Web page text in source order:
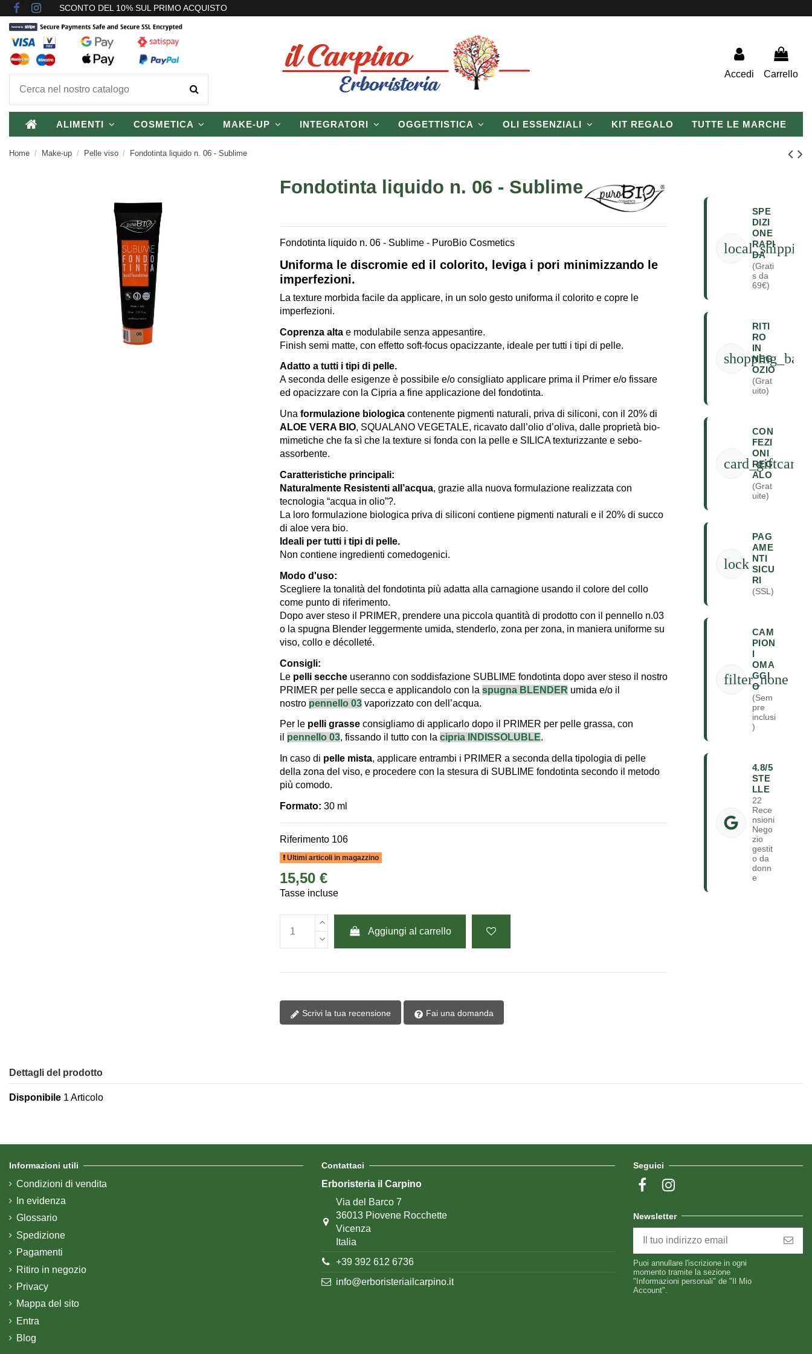
SCONTO DEL 10% SUL PRIMO ACQUISTO
Accedi Carrello
ALIMENTI COSMETICA MAKE-UP INTEGRATORI OGGETTISTICA OLI ESSENZIALI KIT REGALO TUTTE LE MARCHE
Home Make-up Pelle viso Fondotinta liquido n. 06 - Sublime
Fondotinta liquido n. 06 - Sublime
Fondotinta liquido n. 06 - Sublime - PuroBio Cosmetics
Uniforma le discromie ed il colorito, leviga i pori minimizzando le
imperfezioni.
La texture morbida facile da applicare, in un solo gesto uniforma il colorito e copre le
imperfezioni.
Coprenza altae modulabile senza appesantire.
Finish semi matte, con effetto soft-focus opacizzante, ideale per tutti i tipi di pelle.
Adatto a tutti i tipi di pelle.
A seconda delle esigenze è possibile e/o consigliato applicare prima il Primer e/o fissare
ed opacizzare con la Cipria a fine applicazione del fondotinta.
Una formulazione biologicacontenente pigmenti naturali, priva di siliconi, con il 20% di
ALOE VERA BIO, SQUALANO VEGETALE, ricavato dall’olio d’oliva, dalle proprietà bio-
mimetiche che fa sì che la texture si fonda con la pelle e SILICA texturizzante e sebo-
assorbente.
Caratteristiche principali:
Naturalmente Resistenti all’acqua, grazie alla nuova formulazione realizzata con
tecnologia “acqua in olio”?.
La loro formulazione biologica priva di siliconi contiene pigmenti naturali e il 20% di succo
di aloe vera bio.
Ideali per tutti i tipi di pelle.
Non contiene ingredienti comedogenici.
Modo d'uso:
Scegliere la tonalità del fondotinta più adatta alla carnagione usando il colore del collo
come punto di riferimento.
Dopo aver steso il PRIMER, prendere una piccola quantità di prodotto con il pennello n.03
o la spugna Blender leggermente umida, stenderlo, zona per zona, in maniera uniforme su
viso, collo e décolleté.
Consigli:
Le pelli seccheuseranno con soddisfazione SUBLIME fondotinta dopo aver steso il nostro
PRIMER per pelle secca e applicandolo con la spugna BLENDER umida e/o il
nostro pennello 03vaporizzato con dell’acqua.
Per le pelli grasseconsigliamo di applicarlo dopo il PRIMER per pelle grassa, con
il pennello 03, fissando il tutto con la cipria INDISSOLUBLE.
In caso di pelle mista, applicare entrambi i PRIMER a seconda della tipologia di pelle
della zona del viso, e procedere con la stesura di SUBLIME fondotinta secondo il metodo
più comodo.
Formato: 30 ml
Riferimento 106
Ultimi articoli in magazzino
15,50 €
Tasse incluse
Aggiungi al carrello
Scrivi la tua recensione Fai una domanda
local_shipping
SPE
DIZI
ONE
RAPI
DA
(Grati
s da
69€)
shopping_bag
RITI
RO
IN
NEG
OZIO
(Grat
uito)
card_giftcard
CON
FEZI
ONI
REG
ALO
(Grat
uite)
lock
PAG
AME
NTI
SICU
RI
(SSL)
filter_none
CAM
PION
I
OMA
GGI
O
(Sem
pre
inclusi
)
4.8/5
STE
LLE
22
Rece
nsioni
Nego
zio
gestit
o da
donn
e
Dettagli del prodotto
Disponibile 1 Articolo
Informazioni utili
Condizioni di vendita
In evidenza
Glossario
Spedizione
Pagamenti
Ritiro in negozio
Privacy
Mappa del sito
Entra
Blog
Contattaci
Erboristeria il Carpino
Via del Barco 7
36013 Piovene Rocchette
Vicenza
Italia
+39 392 612 6736
info@erboristeriailcarpino.it
Seguici
Newsletter
Puoi annullare l'iscrizione in ogni
momento tramite la sezione
"Informazioni personali" de "Il Mio
Account".